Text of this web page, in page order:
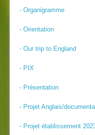
- Organigramme
- Orientation
- Our trip to England
- PIX
- Présentation
- Projet Anglais/
- Projet établissement